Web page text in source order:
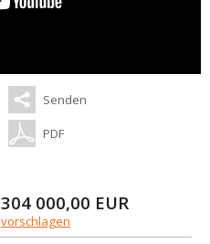
Senden
PDF
304 000,00 EUR
vorschlagen